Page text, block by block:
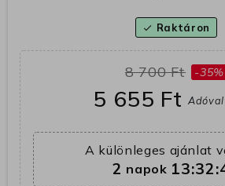
check Raktáron
8 700 Ft -35%
5 655 Ft
A különleges ajánlat
2 napok